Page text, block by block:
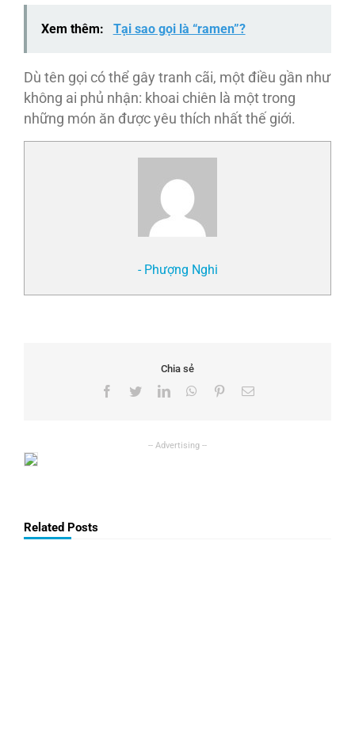
Xem thêm: Tại sao gọi là “ramen”?
Dù tên gọi có thể gây tranh cãi, một điều gần như
không ai phủ nhận: khoai chiên là một trong
những món ăn được yêu thích nhất thế giới.
- Phượng Nghi
Chia sẻ
Facebook
TwitterLinkedInWhatsApp
PinterestEmail
Related Posts